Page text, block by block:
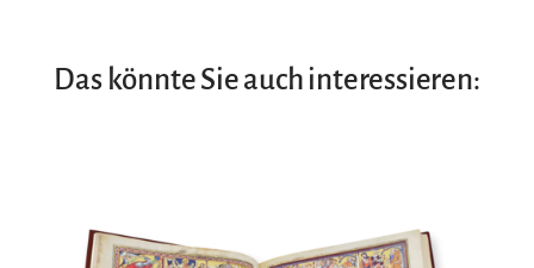
Das könnte Sie auch interessieren: